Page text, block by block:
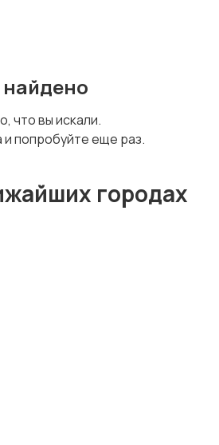
найдено
что вы искали.
и попробуйте еще раз.
городах